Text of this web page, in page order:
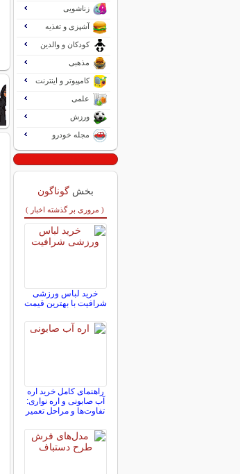
زناشویی
آشپزی و تغذیه
کودکان و والدین
مذهبی
کامپیوتر و اینترنت
علمی
ورزش
مجله خودرو
بخش گوناگون
( مروری بر گذشته اخبار )
خرید لباس ورزشی
شرافیت با بهترین قیمت
راهنمای کامل خرید اره
آب صابونی و اره نواری:
تفاوت‌ها و مراحل تعمیر